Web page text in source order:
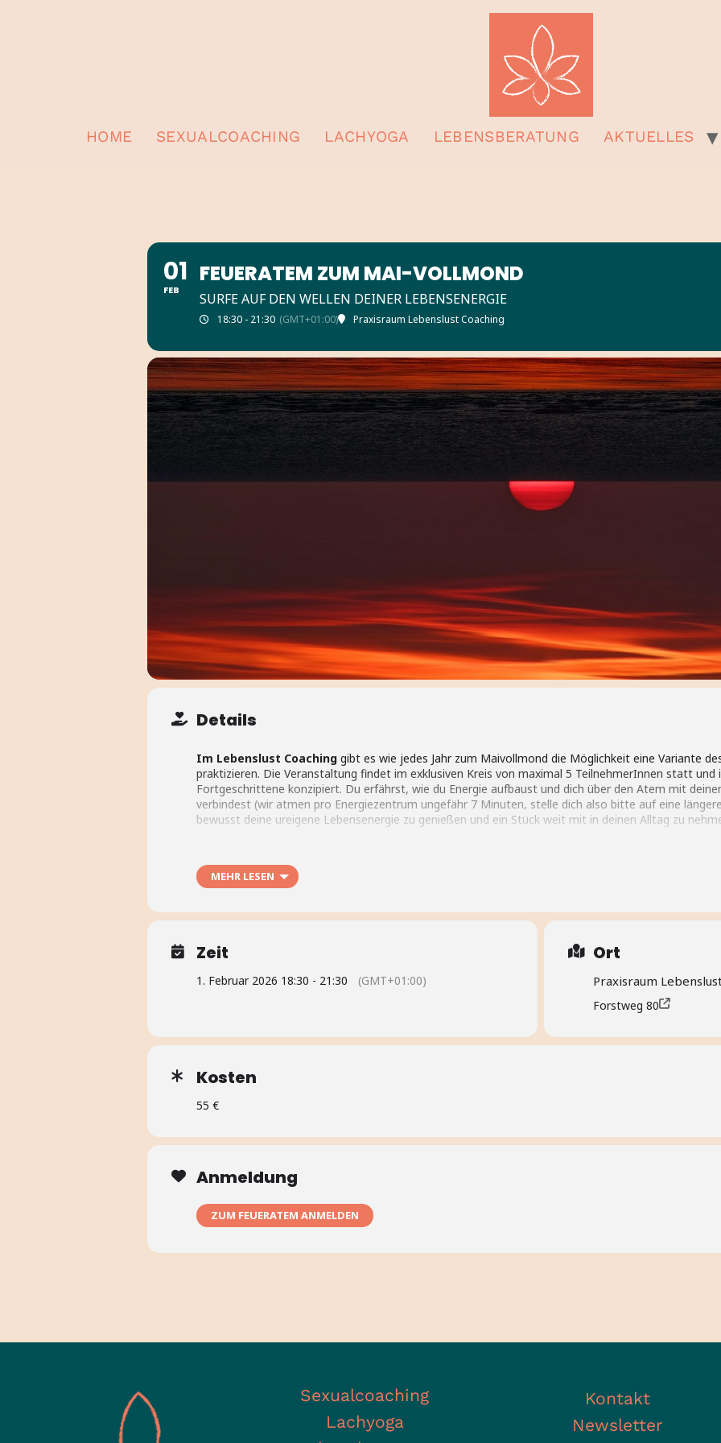
HOME SEXUALCOACHING LACHYOGA LEBENSBERATUNG AKTUELLES
01
FEB
FEUERATEM ZUM MAI-VOLLMOND
SURFE AUF DEN WELLEN DEINER LEBENSENERGIE
18:30 - 21:30 (GMT+01:00) Praxisraum Lebenslust Coaching
Details
Im Lebenslust Coaching gibt es wie jedes Jahr zum Maivollmond die Möglichkeit eine Variante
praktizieren. Die Veranstaltung findet im exklusiven Kreis von maximal 5 TeilnehmerInnen statt und
Fortgeschrittene konzipiert. Du erfährst, wie du Energie aufbaust und dich über den Atem mit
verbindest (wir atmen pro Energiezentrum ungefähr 7 Minuten, stelle dich also bitte auf eine
bewusst deine ureigene Lebensenergie zu genießen und ein Stück weit mit in deinen Alltag zu
Der Maivollmondhat eine besonders Energie. Unsere Vorfahren feierten zu diesem Mond das Fest
vom Frühling zum Sommer, die Fruchtbarkeit, die LebensLust, die Sinnlichkeit und die pure Freude
Vollmondes nutzen wir für den Feueratem um uns intensiv mit unserer Lebenskraft und
Maivollmond sozusagen nicht auf dem Hexenbesen, sondern auf den Wellen unserer Ur-
*„Tantrisch“ ist die Technik – du gehst nicht in Körper-Kontakt mit anderen Menschen und die
MEHR LESEN
Zeit
1. Februar 2026 18:30 - 21:30 (GMT+01:00)
Ort
Praxisraum
Forstweg 80
Kosten
55 €
Anmeldung
ZUM FEUERATEM ANMELDEN
Sexualcoaching
Lachyoga
Kontakt
Newsletter